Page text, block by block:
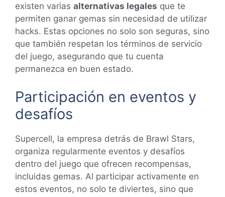
existen varias alternativas legales que te
permiten ganar gemas sin necesidad de utilizar
hacks. Estas opciones no solo son seguras, sino
que también respetan los términos de servicio
del juego, asegurando que tu cuenta
permanezca en buen estado.
Participación en eventos y
desafíos
Supercell, la empresa detrás de Brawl Stars,
organiza regularmente eventos y desafíos
dentro del juego que ofrecen recompensas,
incluidas gemas. Al participar activamente en
estos eventos, no solo te diviertes, sino que